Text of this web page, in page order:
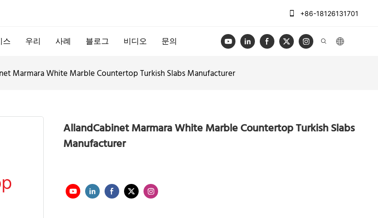
+86-18126131701
스 우리 사례 블로그 비디오 문의
Marmara White Marble Countertop Turkish Slabs Manufacturer
AllandCabinet Marmara White Marble Countertop Turkish Slabs
Manufacturer